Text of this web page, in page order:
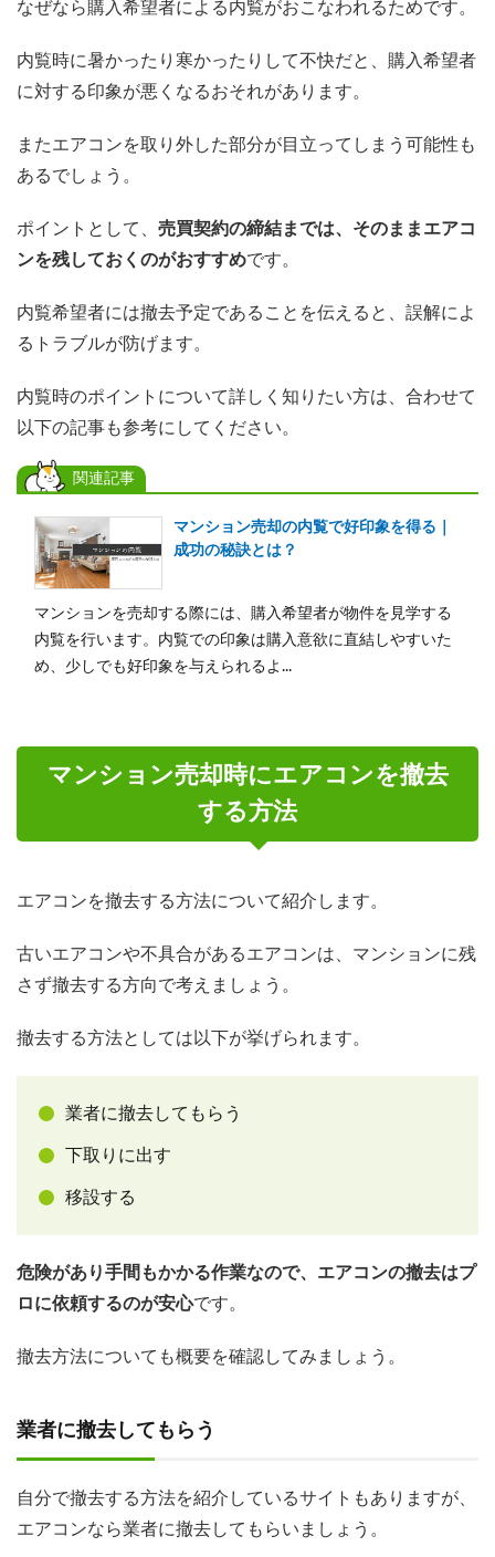
なぜなら購入希望者による内覧がおこなわれるためです。
内覧時に暑かったり寒かったりして不快だと、購入希望者
に対する印象が悪くなるおそれがあります。
またエアコンを取り外した部分が目立ってしまう可能性も
あるでしょう。
ポイントとして、 売買契約の締結までは、そのままエアコ
ンを残しておくのがおすすめです。
内覧希望者には撤去予定であることを伝えると、誤解によ
るトラブルが防げます。
内覧時のポイントについて詳しく知りたい方は、合わせて
以下の記事も参考にしてください。
関連記事
マンション売却の内覧で好印象を得る｜
成功の秘訣とは？
マンションを売却する際には、購入希望者が物件を見学する
内覧を行います。内覧での印象は購入意欲に直結しやすいた
め、少しでも好印象を与えられるよ...
マンション売却時にエアコンを撤去
する方法
エアコンを撤去する方法について紹介します。
古いエアコンや不具合があるエアコンは、マンションに残
さず撤去する方向で考えましょう。
撤去する方法としては以下が挙げられます。
業者に撤去してもらう
下取りに出す
移設する
危険があり手間もかかる作業なので、エアコンの撤去はプ
ロに依頼するのが安心です。
撤去方法についても概要を確認してみましょう。
業者に撤去してもらう
自分で撤去する方法を紹介しているサイトもありますが、
エアコンなら業者に撤去してもらいましょう。